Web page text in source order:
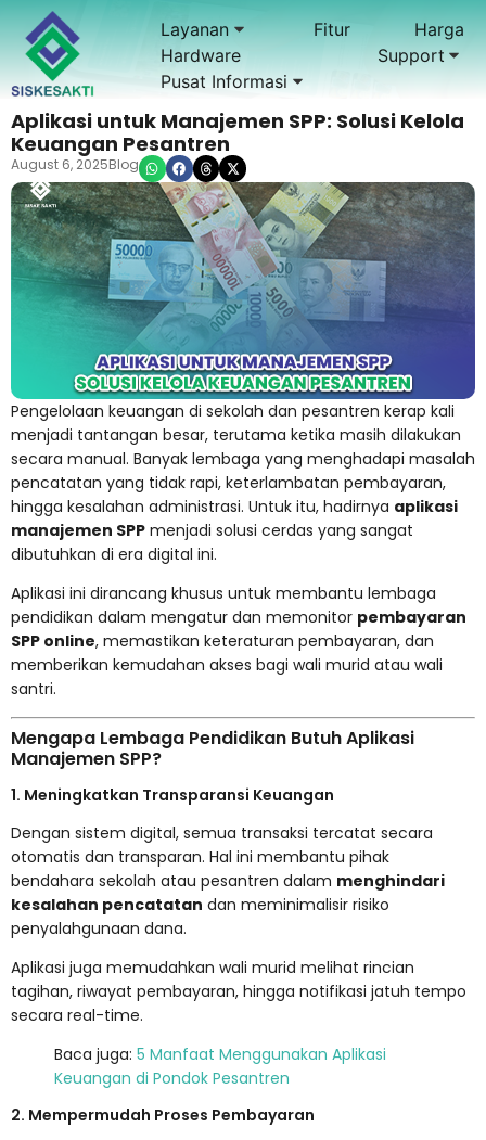
Layanan Fitur
Harga
Hardware
Support
Pusat Informasi
Aplikasi untuk Manajemen SPP: Solusi Kelola
Keuangan Pesantren
August 6, 2025Blog
Pengelolaan keuangan di sekolah dan pesantren kerap kali
menjadi tantangan besar, terutama ketika masih dilakukan
secara manual. Banyak lembaga yang menghadapi masalah
pencatatan yang tidak rapi, keterlambatan pembayaran,
hingga kesalahan administrasi. Untuk itu, hadirnya aplikasi
manajemen SPP menjadi solusi cerdas yang sangat
dibutuhkan di era digital ini.
Aplikasi ini dirancang khusus untuk membantu lembaga
pendidikan dalam mengatur dan memonitor pembayaran
SPP online, memastikan keteraturan pembayaran, dan
memberikan kemudahan akses bagi wali murid atau wali
santri.
Mengapa Lembaga Pendidikan Butuh Aplikasi
Manajemen SPP?
1. Meningkatkan Transparansi Keuangan
Dengan sistem digital, semua transaksi tercatat secara
otomatis dan transparan. Hal ini membantu pihak
bendahara sekolah atau pesantren dalam menghindari
kesalahan pencatatan dan meminimalisir risiko
penyalahgunaan dana.
Aplikasi juga memudahkan wali murid melihat rincian
tagihan, riwayat pembayaran, hingga notifikasi jatuh tempo
secara real-time.
Baca juga: 5 Manfaat Menggunakan Aplikasi
Keuangan di Pondok Pesantren
2. Mempermudah Proses Pembayaran